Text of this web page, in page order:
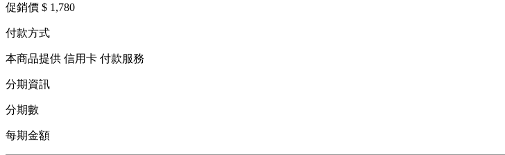
促銷價 $ 1,780
付款方式
本商品提供 信用卡 付款服務
分期資訊
分期數
每期金額